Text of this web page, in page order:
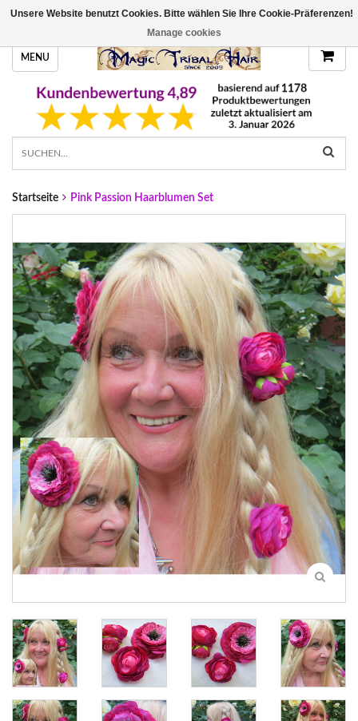
HANDGEFERTIGTE HAARTEILE, DEINE FARBE
MENU
Startseite Pink Passion Haarblumen Set
Unsere Website benutzt Cookies. Bitte wählen Sie Ihre Cookie-Präferenzen!
Manage cookies